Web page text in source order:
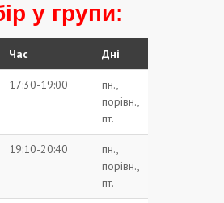
у групи:
Час Дні
17:30-19:00
пн.,
порівн.,
пт.
19:10-20:40
пн.,
порівн.,
пт.